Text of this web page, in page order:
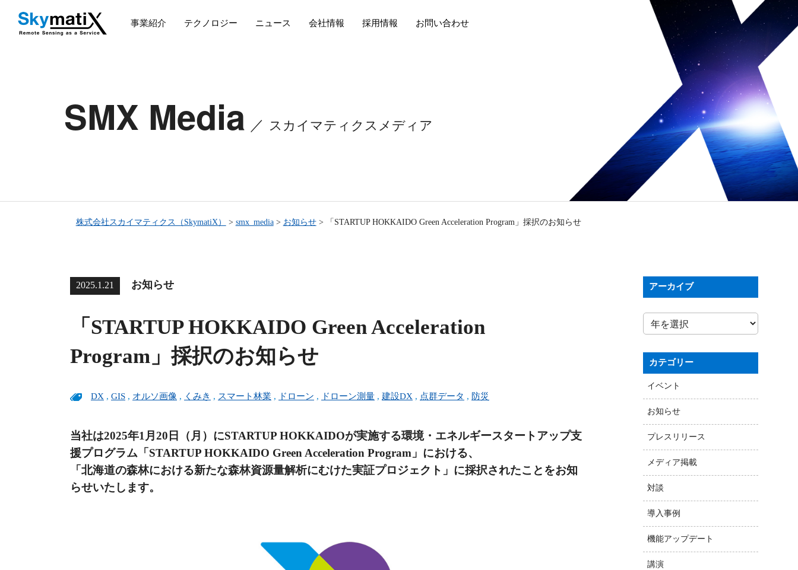
事業紹介 テクノロジー ニュース 会社情報 採用情報 お問い合わせ
SMX Media スカイマティクスメディア
株式会社スカイマティクス（SkymatiX） > smx_media> お知らせ> 「STARTUP HOKKAIDO Green Acceleration Program」採択のお知らせ
2025.1.21 お知らせ
「STARTUP HOKKAIDO Green Acceleration
Program」採択のお知らせ
DX , GIS , オルソ画像 , くみき , スマート林業 , ドローン , ドローン測量 , 建設DX , 点群データ , 防災
当社は2025年1月20日（月）にSTARTUP HOKKAIDOが実施する環境・エネルギースタートアップ支
援プログラム「STARTUP HOKKAIDO Green Acceleration Program」における、
「北海道の森林における新たな森林資源量解析にむけた実証プロジェクト」に採択されたことをお知
らせいたします。
アーカイブ
カテゴリー
イベント
お知らせ
プレスリリース
メディア掲載
対談
導入事例
機能アップデート
講演